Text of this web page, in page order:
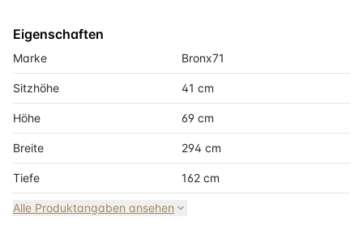
Eigenschaften
Marke Bronx71
Sitzhöhe 41 cm
Höhe 69 cm
Breite 294 cm
Tiefe 162 cm
Alle Produktangaben ansehen